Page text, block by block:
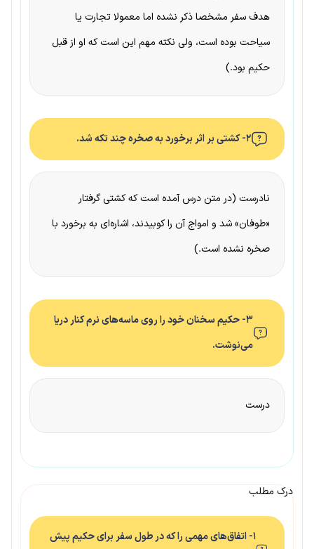
هدف سفر مشخصا ذکر نشده اما معمولا تجارت یا
سیاحت بوده است، ولی نکته مهم این است که او از قبل
حکیم بود.)
۲- کشتی بر اثر برخورد به صخره چند تکه شد.
نادرست (در متن درس آمده است که کشتی گرفتار
«طوفان» شد و امواج آن را کوبیدند، اشاره‌ای به برخورد با
صخره نشده است.)
۳- حکیم سخنان خود را روی ماسه‌های نرم کنار دریا
می‌نوشت.
درست
درک مطلب
۱- اتفاق‌های مهمی را که در طول سفر برای حکیم پیش